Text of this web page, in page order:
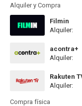
Alquiler y Compra
Filmin
Disponible
Alquiler:
acontra+
Alquiler:
Rakuten
Alquiler:
Compra física